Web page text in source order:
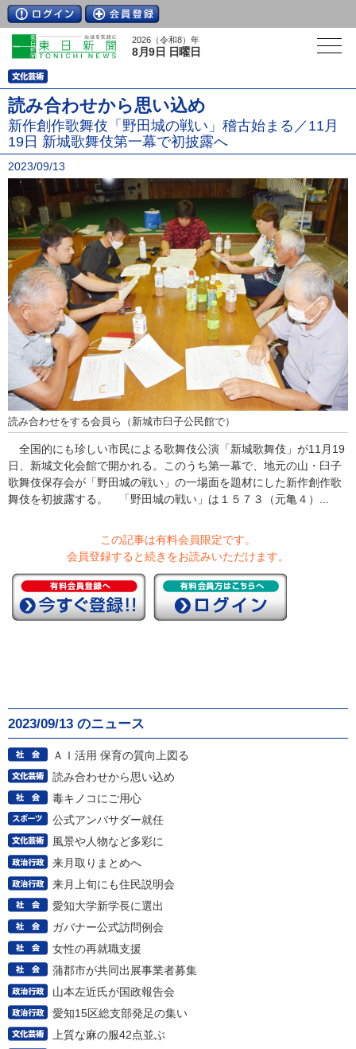
2026（令和8）年
8月9日 日曜日
読み合わせから思い込め
新作創作歌舞伎「野田城の戦い」稽古始まる／11月
19日 新城歌舞伎第一幕で初披露へ
2023/09/13
読み合わせをする会員ら（新城市臼子公民館で）
全国的にも珍しい市民による歌舞伎公演「新城歌舞伎」が11月19
日、新城文化会館で開かれる。このうち第一幕で、地元の山・臼子
歌舞伎保存会が「野田城の戦い」の一場面を題材にした新作創作歌
舞伎を初披露する。 「野田城の戦い」は１５７３（元亀４）...
この記事は有料会員限定です。
会員登録すると続きをお読みいただけます。
2023/09/13 のニュース
ＡＩ活用 保育の質向上図る
読み合わせから思い込め
毒キノコにご用心
公式アンバサダー就任
風景や人物など多彩に
来月取りまとめへ
来月上旬にも住民説明会
愛知大学新学長に選出
ガバナー公式訪問例会
女性の再就職支援
蒲郡市が共同出展事業者募集
山本左近氏が国政報告会
愛知15区総支部発足の集い
上質な麻の服42点並ぶ